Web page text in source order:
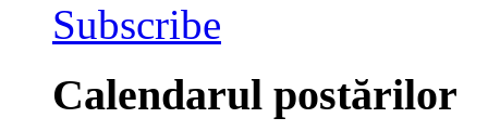
Subscribe
Calendarul postărilor